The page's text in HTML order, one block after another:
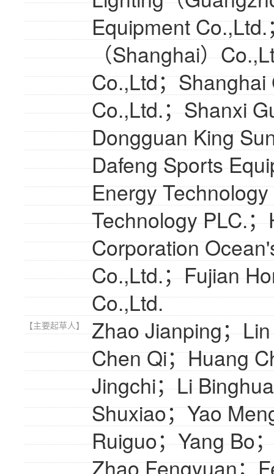
Equipment
（Shanghai）
Co.,Ltd；
Co.,Ltd.；Shanxi
Dongguan King
Dafeng Sports
Energy
Technology PLC.
Corporation
Co.,Ltd.；Fujian
Co.,Ltd.
【主要起草人】
Zhao Jianping；
Chen Qi；Huang
Jingchi；Li
Shuxiao；Yao
Ruiguo；Yang Bo
Zhao Fengyuan；